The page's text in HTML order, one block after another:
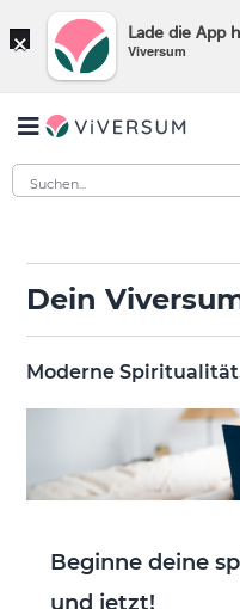
× Lade die App
Viversum
Dein
Moderne
Beginne deine
und jetzt!